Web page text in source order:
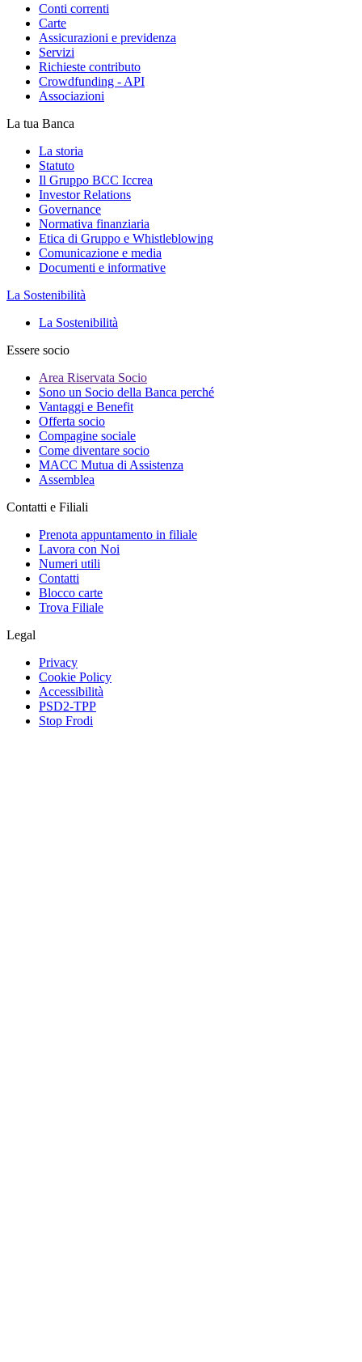
Conti correnti
Carte
Assicurazioni e previdenza
Servizi
Richieste contributo
Crowdfunding - API
Associazioni
La tua Banca
La storia
Statuto
Il Gruppo BCC Iccrea
Investor Relations
Governance
Normativa finanziaria
Etica di Gruppo e Whistleblowing
Comunicazione e media
Documenti e informative
La Sostenibilità
La Sostenibilità
Essere socio
Area Riservata Socio
Sono un Socio della Banca perché
Vantaggi e Benefit
Offerta socio
Compagine sociale
Come diventare socio
MACC Mutua di Assistenza
Assemblea
Contatti e Filiali
Prenota appuntamento in filiale
Lavora con Noi
Numeri utili
Contatti
Blocco carte
Trova Filiale
Legal
Privacy
Cookie Policy
Accessibilità
PSD2-TPP
Stop Frodi